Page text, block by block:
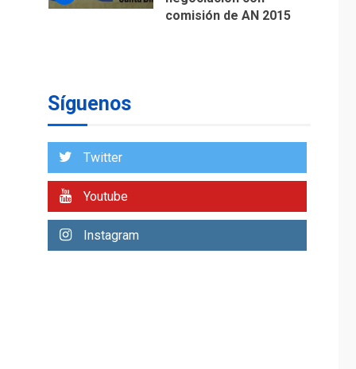
ÚLTIMA HORA
2
operaciones de carga
Aeropuerto de
DEPORTES
Síguenos
Twitter
Youtube
Instagram